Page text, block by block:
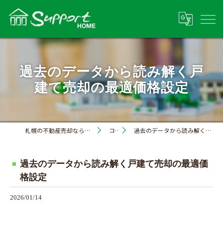
過去のデータから読み解く戸
建て売却の最適価格設定
札幌の不動産売却なら株式会社サポートホーム コラム 過去のデータから読み解く戸建て売却の最適価格設定
過去のデータから読み解く戸建て売却の最適価
格設定
2026/01/14